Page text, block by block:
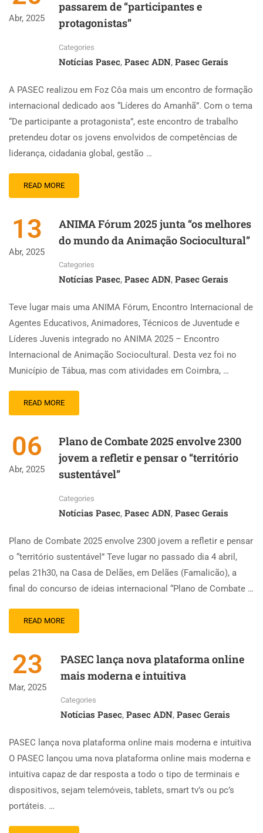
Abr, 2025
passarem de “participantes e
protagonistas”
Categories
Notícias Pasec, Pasec ADN, Pasec Gerais
A PASEC realizou em Foz Côa mais um encontro de formação
internacional dedicado aos “Líderes do Amanhã”. Com o tema
“De participante a protagonista”, este encontro de trabalho
pretendeu dotar os jovens envolvidos de competências de
liderança, cidadania global, gestão …
READ MORE
13
Abr, 2025
ANIMA Fórum 2025 junta “os melhores
do mundo da Animação Sociocultural”
Categories
Notícias Pasec, Pasec ADN, Pasec Gerais
Teve lugar mais uma ANIMA Fórum, Encontro Internacional de
Agentes Educativos, Animadores, Técnicos de Juventude e
Líderes Juvenis integrado no ANIMA 2025 – Encontro
Internacional de Animação Sociocultural. Desta vez foi no
Município de Tábua, mas com atividades em Coimbra, …
READ MORE
06
Abr, 2025
Plano de Combate 2025 envolve 2300
jovem a refletir e pensar o “território
sustentável”
Categories
Notícias Pasec, Pasec ADN, Pasec Gerais
Plano de Combate 2025 envolve 2300 jovem a refletir e pensar
o “território sustentável” Teve lugar no passado dia 4 abril,
pelas 21h30, na Casa de Delães, em Delães (Famalicão), a
final do concurso de ideias internacional “Plano de Combate …
READ MORE
23
Mar, 2025
PASEC lança nova plataforma online
mais moderna e intuitiva
Categories
Notícias Pasec, Pasec ADN, Pasec Gerais
PASEC lança nova plataforma online mais moderna e intuitiva
O PASEC lançou uma nova plataforma online mais moderna e
intuitiva capaz de dar resposta a todo o tipo de terminais e
dispositivos, sejam telemóveis, tablets, smart tv’s ou pc’s
portáteis. …